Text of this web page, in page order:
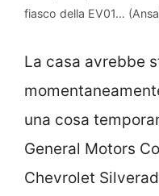
fiasco della EV01…
La casa avrebbe
una cosa
General Motors
Chevrolet